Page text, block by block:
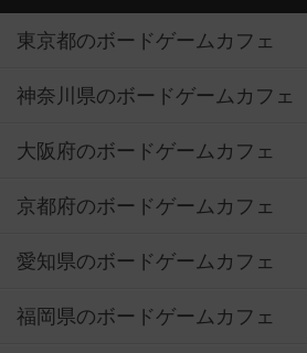
東京都のボードゲームカフェ
神奈川県のボードゲームカフェ
大阪府のボードゲームカフェ
京都府のボードゲームカフェ
愛知県のボードゲームカフェ
福岡県のボードゲームカフェ